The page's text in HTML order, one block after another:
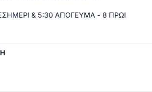
& 5:30 ΑΠΟΓΕΥΜΑ - 8 ΠΡΩΙ